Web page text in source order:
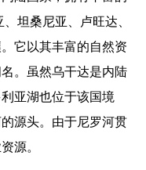
坦桑尼亚、卢旺达、
它以其丰富的自然资
。虽然乌干达是内陆
亚湖也位于该国境
源头。由于尼罗河贯
源。